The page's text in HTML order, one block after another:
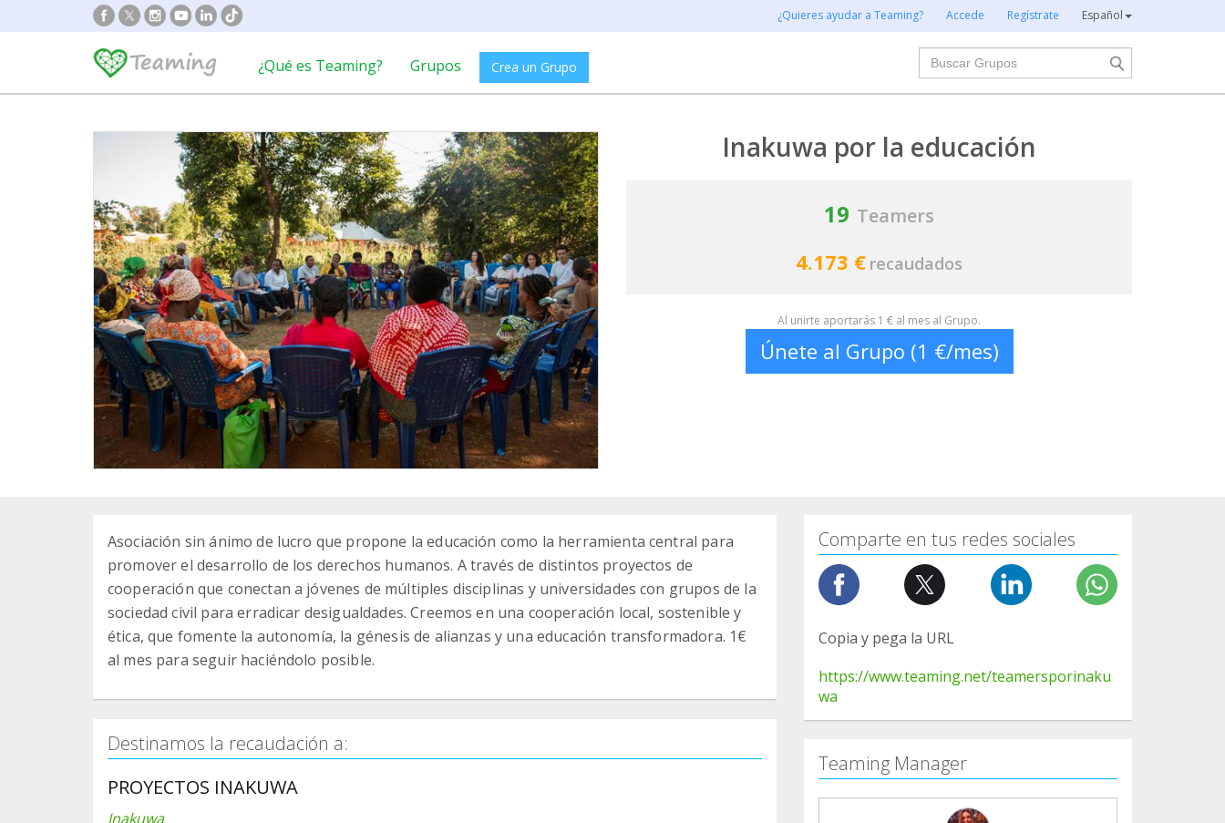
¿Quieres ayudar a Teaming? Accede Regístrate Español
¿Qué es Teaming? Grupos Crea un Grupo
Buscar
Inakuwa por la educación
19 Teamers
4.173 € recaudados
Al unirte aportarás 1 € al mes al Grupo.
Únete al Grupo (1 €/mes)
Asociación sin ánimo de lucro que propone la educación como la herramienta central para
promover el desarrollo de los derechos humanos. A través de distintos proyectos de
cooperación que conectan a jóvenes de múltiples disciplinas y universidades con grupos de la
sociedad civil para erradicar desigualdades. Creemos en una cooperación local, sostenible y
ética, que fomente la autonomía, la génesis de alianzas y una educación transformadora. 1€
al mes para seguir haciéndolo posible.
Destinamos la recaudación a:
PROYECTOS INAKUWA
Inakuwa
Comparte en tus redes sociales
Copia y pega la URL
https://www.teaming.net/teamersporinaku
wa
Teaming Manager